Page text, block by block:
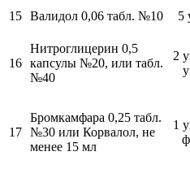
15 Валидол 0,06 табл. №10 5
16
Нитроглицерин 0,5
капсулы №20, или табл.
№40
2
17
Бромкамфара 0,25 табл.
№30 или Корвалол, не
менее 15 мл
1